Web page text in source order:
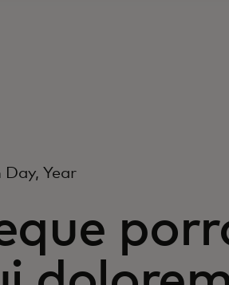
Year